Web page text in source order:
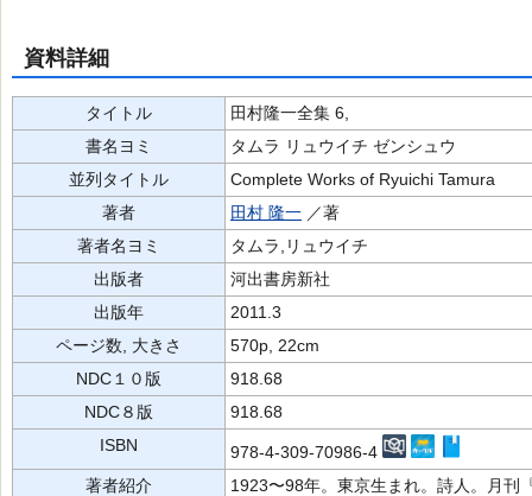
資料詳細
タイトル
田村隆一全集 6,
書名ヨミ
タムラ リュウイチ ゼンシュウ
並列タイトル
Complete Works of Ryuichi Tamura
著者
田村 隆一 ／著
著者名ヨミ
タムラ,リュウイチ
出版者
河出書房新社
出版年
2011.3
ページ数, 大きさ
570p, 22cm
NDC１０版
918.68
NDC８版
918.68
ISBN
978-4-309-70986-4
著者紹介
1923〜98年。東京生まれ。詩人。月刊